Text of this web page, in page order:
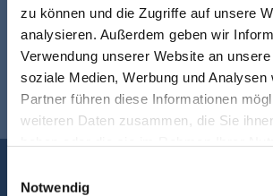
zu können und die Zugriffe auf unsere
analysieren. Außerdem geben wir
Verwendung unserer Website an
soziale Medien, Werbung und Analysen
Partner führen diese Informationen
weiteren Daten zusammen, die Sie
Notwendig
Jetzt für denMVFP
Newsletter